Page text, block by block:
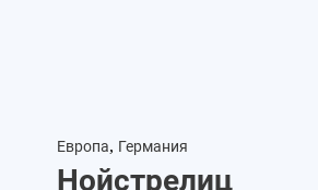
Европа, Германия
Нойстрелиц